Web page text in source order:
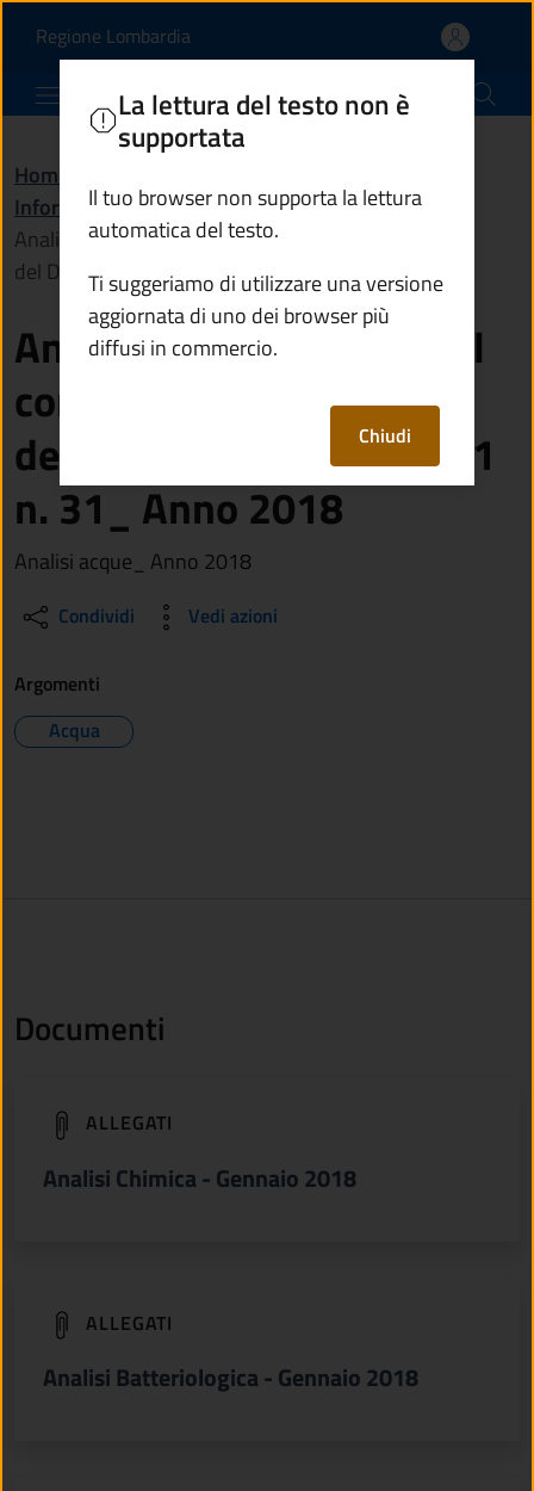
Analisi acque destinate
Regione Lombardia(apre in un'altra scheda).
Comune di Monno
Home
Informazioni istituzionali /
Analisi acque destinate al consumo umano ai sensi
del D.Lgs. 2 febbraio 2001 n. 31_ Anno 2018
Analisi acque destinate al
consumo umano ai sensi
del D.Lgs. 2 febbraio 2001
n. 31_ Anno 2018
Analisi acque_ Anno 2018
Condividi Vedi azioni
La lettura del testo non è
supportata
Il tuo browser non supporta la lettura
automatica del testo.
Ti suggeriamo di utilizzare una versione
aggiornata di uno dei browser più
diffusi in commercio.
Chiudi
Argomenti
Acqua
Documenti
ALLEGATI
Analisi Chimica - Gennaio 2018
(apre in un'altra scheda).
ALLEGATI
Analisi Batteriologica - Gennaio 2018
(apre in un'altra scheda).